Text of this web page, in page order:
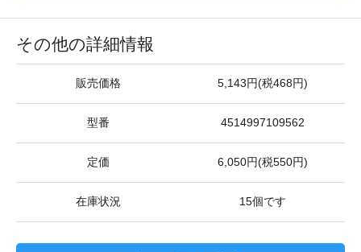
その他の詳細情報
販売価格 5,143円(税468円)
型番 4514997109562
定価 6,050円(税550円)
在庫状況 15個です